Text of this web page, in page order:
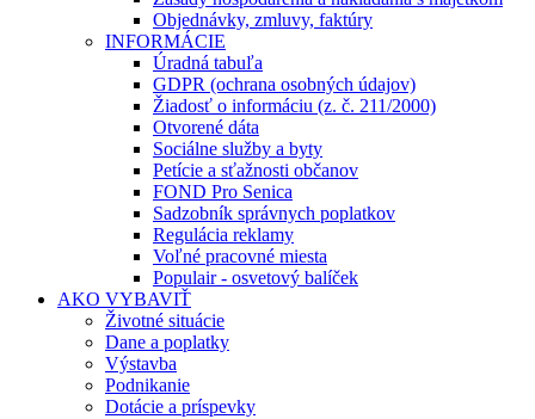
Objednávky, zmluvy, faktúry
INFORMÁCIE
Úradná tabuľa
GDPR (ochrana osobných údajov)
Žiadosť o informáciu (z. č. 211/2000)
Otvorené dáta
Sociálne služby a byty
Petície a sťažnosti občanov
FOND Pro Senica
Sadzobník správnych poplatkov
Regulácia reklamy
Voľné pracovné miesta
Populair - osvetový balíček
AKO VYBAVIŤ
Životné situácie
Dane a poplatky
Výstavba
Podnikanie
Dotácie a príspevky